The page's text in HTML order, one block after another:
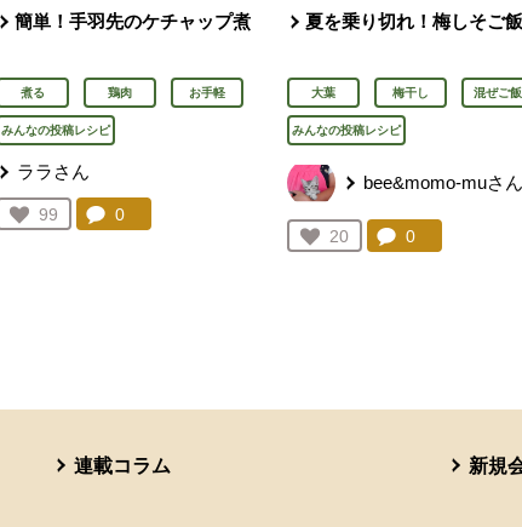
簡単！手羽先のケチャップ煮
煮る 鶏肉 お手軽
みんなの投稿レシピ
ララさん
お気に入り登録：
99
人が登録
コメント：
0
夏を乗り切れ！梅しそご飯
大葉 梅干し 混ぜご飯
みんなの投稿レシピ
bee&momo-muさん
お気に入り登録：
20
人が登録
コメント：
0件。コメント
連載コラム 新規